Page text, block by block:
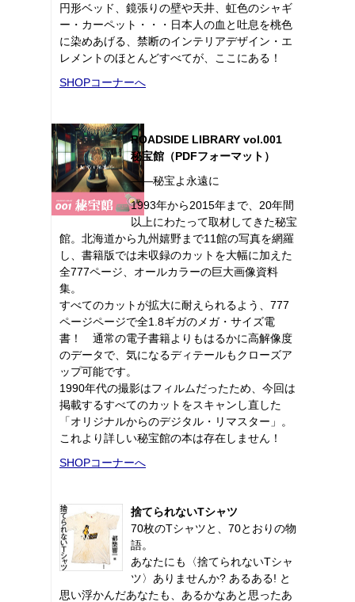
円形ベッド、鏡張りの壁や天井、虹色のシャギ
ー・カーペット・・・日本人の血と吐息を桃色
に染めあげる、禁断のインテリアデザイン・エ
レメントのほとんどすべてが、ここにある！
SHOPコーナーへ
ROADSIDE LIBRARY vol.001
秘宝館（PDFフォーマット）
――秘宝よ永遠に
1993年から2015年まで、20年間
以上にわたって取材してきた秘宝
館。北海道から九州嬉野まで11館の写真を網羅
し、書籍版では未収録のカットを大幅に加えた
全777ページ、オールカラーの巨大画像資料
集。
すべてのカットが拡大に耐えられるよう、777
ページページで全1.8ギガのメガ・サイズ電
書！ 通常の電子書籍よりもはるかに高解像度
のデータで、気になるディテールもクローズア
ップ可能です。
1990年代の撮影はフィルムだったため、今回は
掲載するすべてのカットをスキャンし直した
「オリジナルからのデジタル・リマスター」。
これより詳しい秘宝館の本は存在しません！
SHOPコーナーへ
捨てられないTシャツ
70枚のTシャツと、70とおりの物
語。
あなたにも〈捨てられないTシャ
ツ〉ありませんか? あるある! と
思い浮かんだあなたも、あるかなあと思ったあ